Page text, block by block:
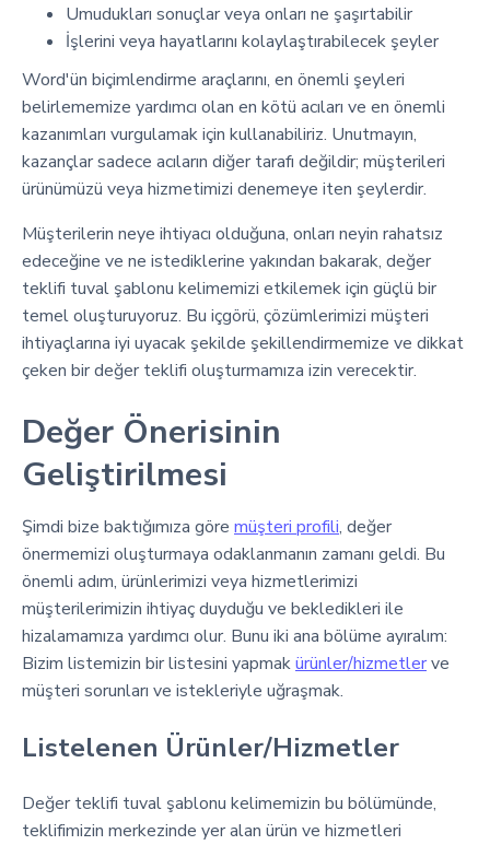
Umudukları sonuçlar veya onları ne şaşırtabilir
İşlerini veya hayatlarını kolaylaştırabilecek şeyler
Word'ün biçimlendirme araçlarını, en önemli şeyleri
belirlememize yardımcı olan en kötü acıları ve en önemli
kazanımları vurgulamak için kullanabiliriz. Unutmayın,
kazançlar sadece acıların diğer tarafı değildir; müşterileri
ürünümüzü veya hizmetimizi denemeye iten şeylerdir.
Müşterilerin neye ihtiyacı olduğuna, onları neyin rahatsız
edeceğine ve ne istediklerine yakından bakarak, değer
teklifi tuval şablonu kelimemizi etkilemek için güçlü bir
temel oluşturuyoruz. Bu içgörü, çözümlerimizi müşteri
ihtiyaçlarına iyi uyacak şekilde şekillendirmemize ve dikkat
çeken bir değer teklifi oluşturmamıza izin verecektir.
Değer Önerisinin
Geliştirilmesi
Şimdi bize baktığımıza göre müşteri profili, değer
önermemizi oluşturmaya odaklanmanın zamanı geldi. Bu
önemli adım, ürünlerimizi veya hizmetlerimizi
müşterilerimizin ihtiyaç duyduğu ve bekledikleri ile
hizalamamıza yardımcı olur. Bunu iki ana bölüme ayıralım:
Bizim listemizin bir listesini yapmakürünler/hizmetlerve
müşteri sorunları ve istekleriyle uğraşmak.
Listelenen Ürünler/Hizmetler
Değer teklifi tuval şablonu kelimemizin bu bölümünde,
teklifimizin merkezinde yer alan ürün ve hizmetleri